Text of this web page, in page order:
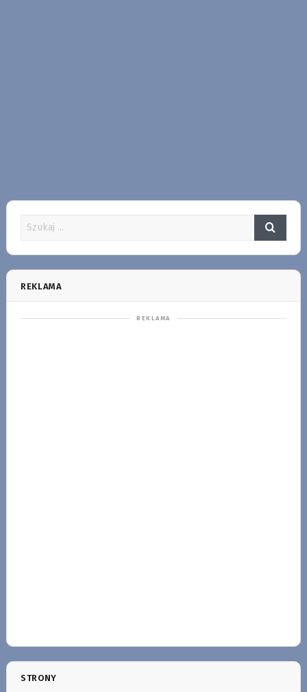
REKLAMA
STRONY